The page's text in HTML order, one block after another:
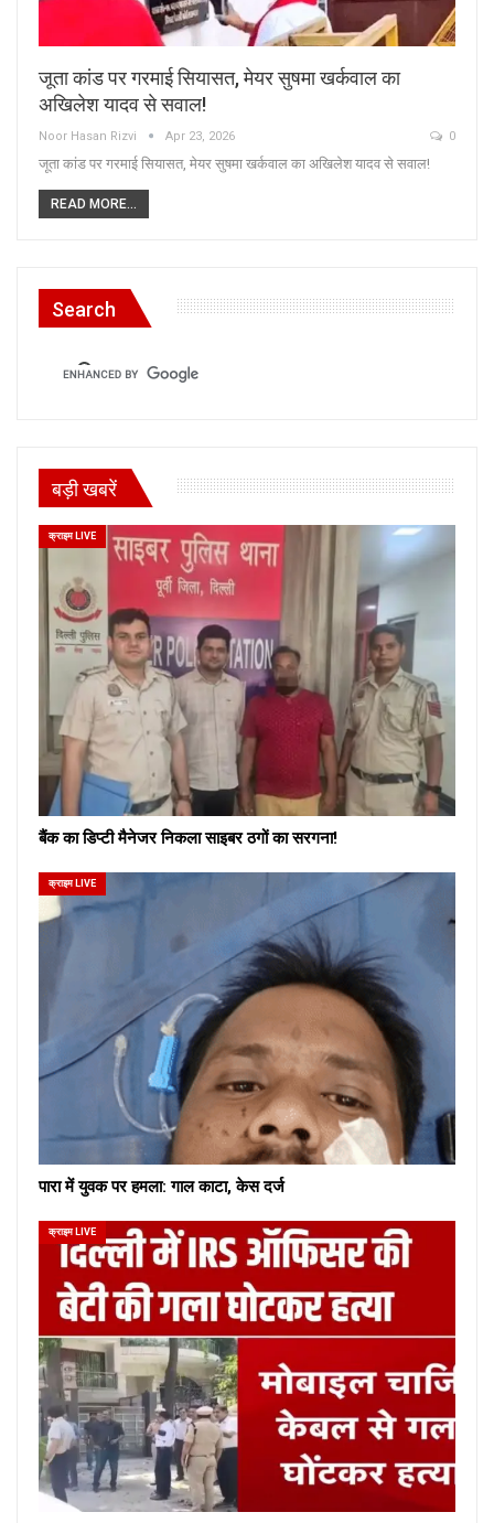
जूता कांड पर गरमाई सियासत, मेयर सुषमा खर्कवाल का
अखिलेश यादव से सवाल!
Noor Hasan Rizvi Apr 23, 2026 0
जूता कांड पर गरमाई सियासत, मेयर सुषमा खर्कवाल का अखिलेश यादव से सवाल!
READ MORE...
Search
बड़ी खबरें
क्राइम LIVE
बैंक का डिप्टी मैनेजर निकला साइबर ठगों का सरगना!
क्राइम LIVE
पारा में युवक पर हमला: गाल काटा, केस दर्ज
क्राइम LIVE